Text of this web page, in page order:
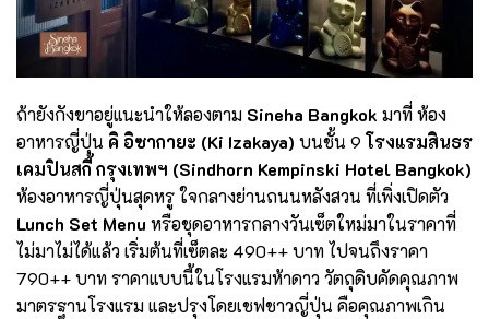
ถ้ายังกังขาอยู่แนะนำให้ลองตาม Sineha Bangkok มาที่ ห้อง
อาหารญี่ปุ่น คิ อิซากายะ (Ki Izakaya) บนชั้น 9 โรงแรมสินธร
เคมปินสกี้ กรุงเทพฯ (Sindhorn Kempinski Hotel Bangkok)
ห้องอาหารญี่ปุ่นสุดหรู ใจกลางย่านถนนหลังสวน ที่เพิ่งเปิดตัว
Lunch Set Menu หรือชุดอาหารกลางวันเซ็ตใหม่มาในราคาที่
ไม่มาไม่ได้แล้ว เริ่มต้นที่เซ็ตละ 490++ บาท ไปจนถึงราคา
790++ บาท ราคาแบบนี้ในโรงแรมห้าดาว วัตถุดิบคัดคุณภาพ
มาตรฐานโรงแรม และปรุงโดยเชฟชาวญี่ปุ่น คือคุณภาพเกิน